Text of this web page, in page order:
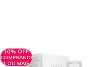
10% OFF
COMPRANDO
1 OU MAIS